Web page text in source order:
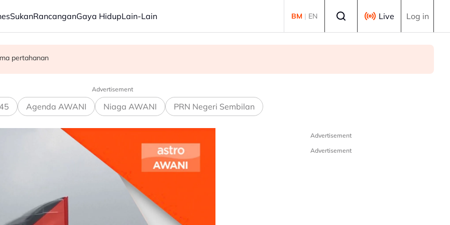
SukanRancanganGaya HidupLain-Lain BM | EN Live Log in
sokong pemerkasaan integriti Tabung Haji
pertahanan
sekurang-kurangnya RM3,100 setakat akhir 2025
Advertisement
Agenda AWANI Niaga AWANI PRN Negeri Sembilan
Advertisement
Advertisement